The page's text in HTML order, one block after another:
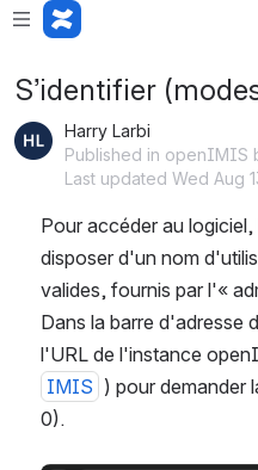
S’identifier
Harry Larbi
Published in openIMIS
Last updated Wed Aug
Pour accéder au
disposer d'un nom
valides, fournis par l'«
Dans la barre d'adresse
l'URL de l'instance
IMIS ) pour demander
0).